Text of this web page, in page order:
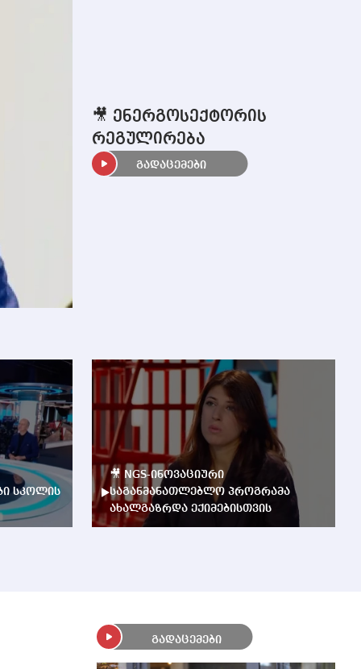
🎥 ენერგოსექტორის
რეგულირება
გადაცემები
სკოლის
🎥 NGS-ინოვაციური
საგანმანათლებლო პროგრამა
ახალგაზრდა ექიმებისთვის
გადაცემები